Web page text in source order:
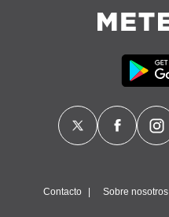
Contacto Sobre nosotros